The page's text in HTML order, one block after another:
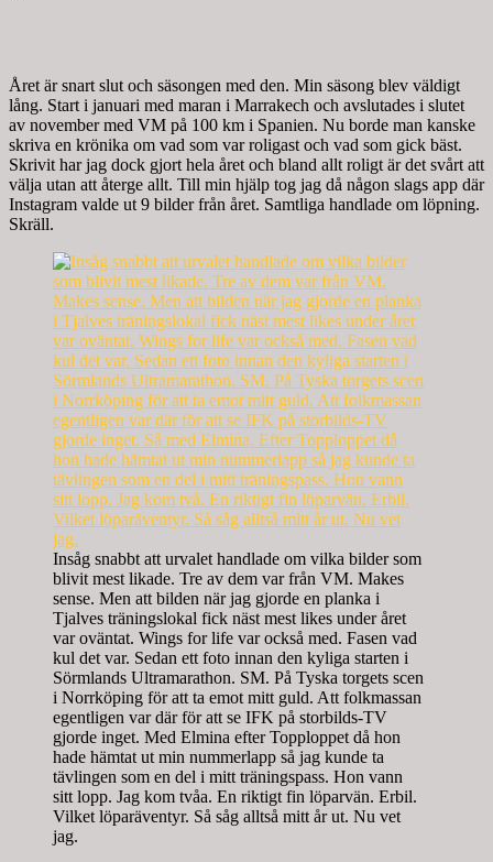
Året är snart slut och säsongen med den. Min säsong blev väldigt
lång. Start i januari med maran i Marrakech och avslutades i slutet
av november med VM på 100 km i Spanien. Nu borde man kanske
skriva en krönika om vad som var roligast och vad som gick bäst.
Skrivit har jag dock gjort hela året och bland allt roligt är det svårt att
välja utan att återge allt. Till min hjälp tog jag då någon slags app där
Instagram valde ut 9 bilder från året. Samtliga handlade om löpning.
Skräll.
Insåg snabbt att urvalet handlade om vilka bilder som
blivit mest likade. Tre av dem var från VM. Makes
sense. Men att bilden när jag gjorde en planka i
Tjalves träningslokal fick näst mest likes under året
var oväntat. Wings for life var också med. Fasen vad
kul det var. Sedan ett foto innan den kyliga starten i
Sörmlands Ultramarathon. SM. På Tyska torgets scen
i Norrköping för att ta emot mitt guld. Att folkmassan
egentligen var där för att se IFK på storbilds-TV
gjorde inget. Med Elmina efter Topploppet då hon
hade hämtat ut min nummerlapp så jag kunde ta
tävlingen som en del i mitt träningspass. Hon vann
sitt lopp. Jag kom tvåa. En riktigt fin löparvän. Erbil.
Vilket löparäventyr. Så såg alltså mitt år ut. Nu vet
jag.